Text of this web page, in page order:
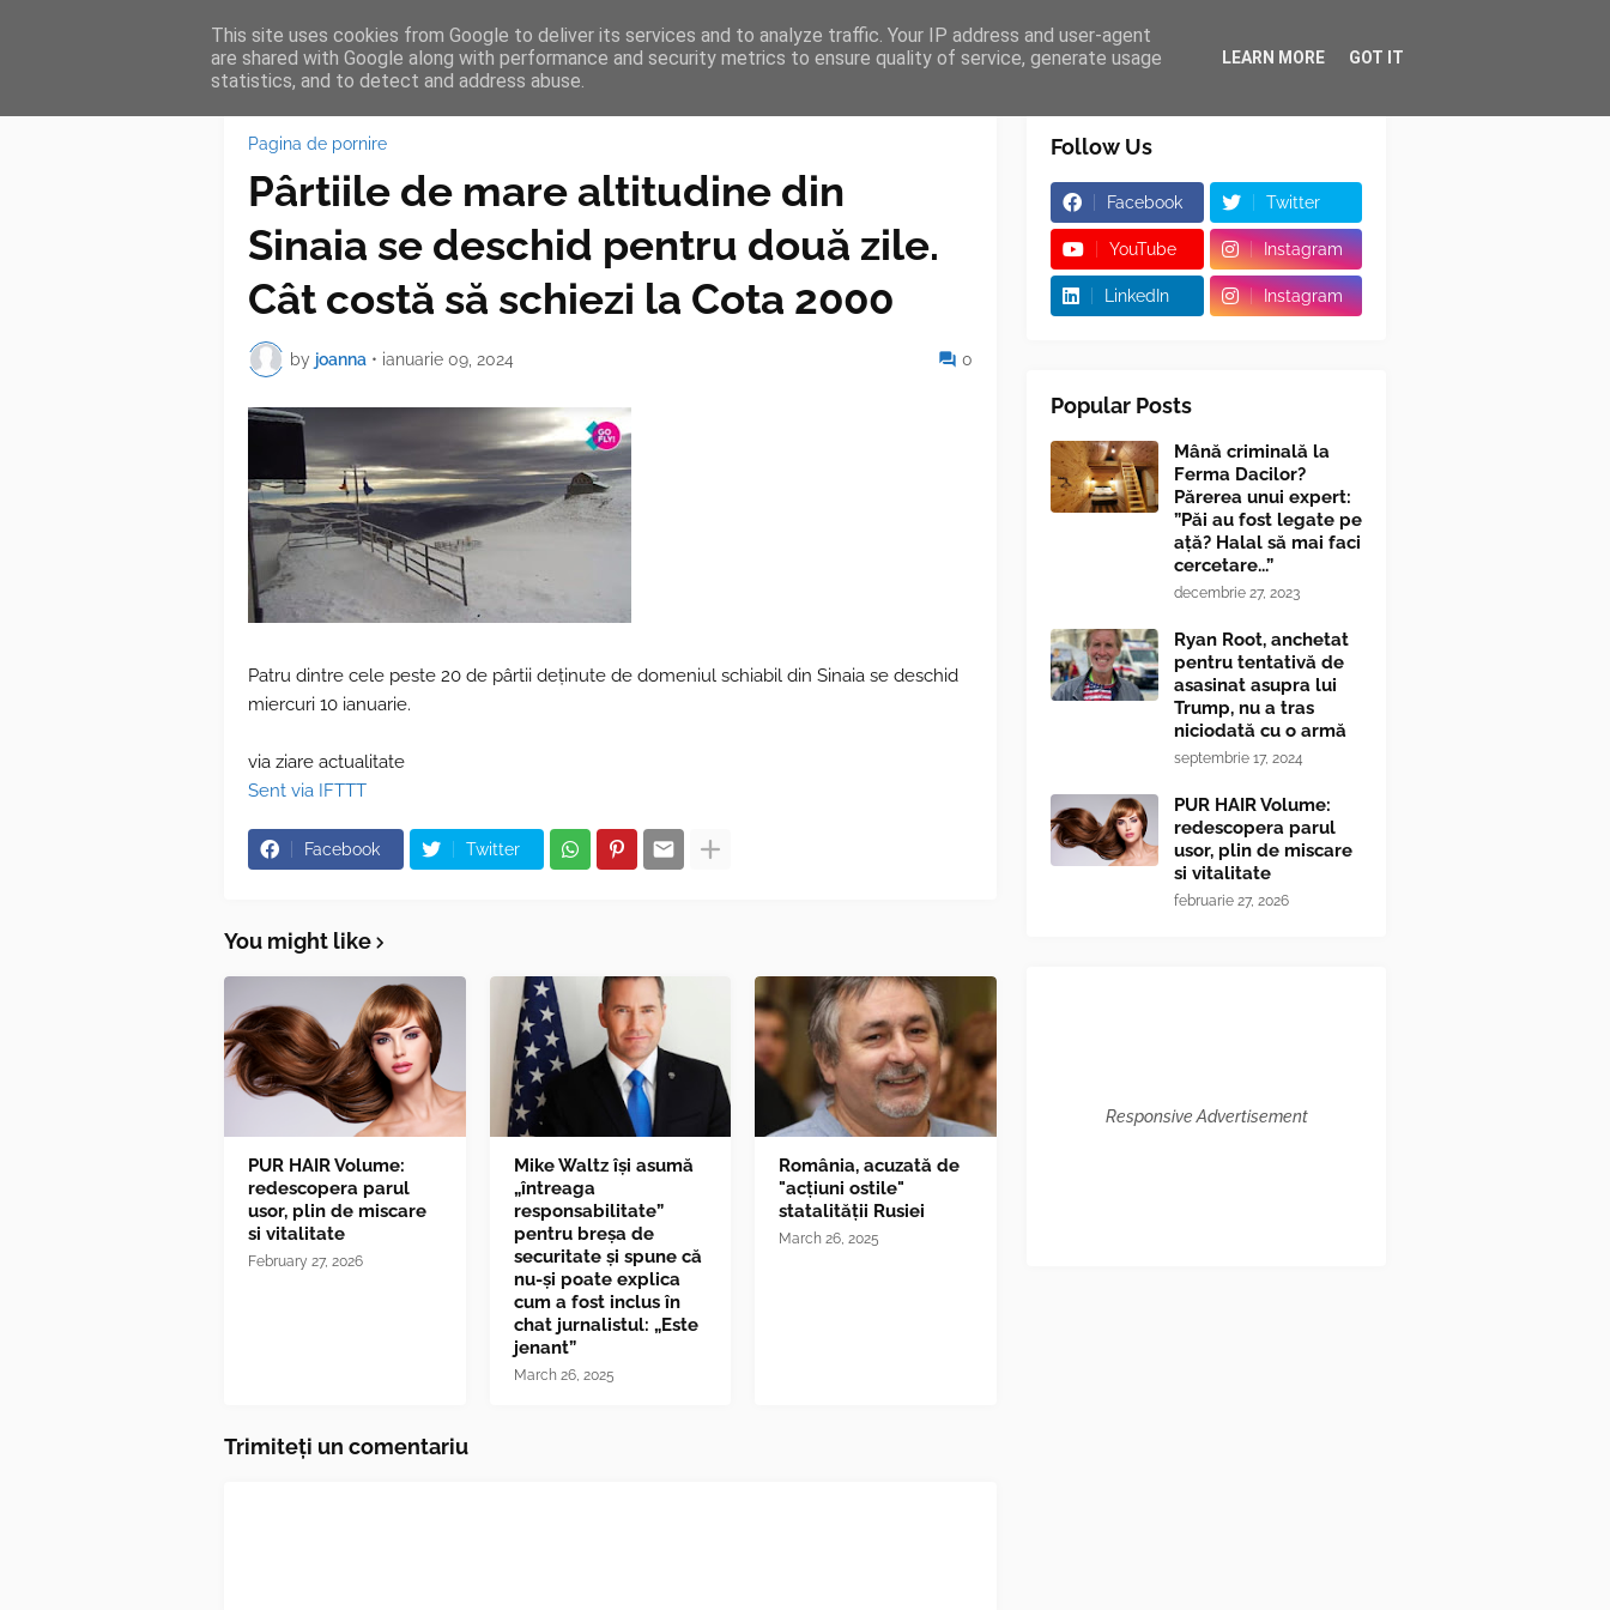
HOME FEATURES BLOGGER TIPOGRAPHY SHORTCODES
Pagina de pornire
Pârtiile de mare altitudine din
Sinaia se deschid pentru două zile.
Cât costă să schiezi la Cota 2000
by joanna • ianuarie 09, 2024 0
Patru dintre cele peste 20 de pârtii deținute de domeniul schiabil din Sinaia se deschid
miercuri 10 ianuarie.
via ziare actualitate
Sent via IFTTT
Facebook Twitter
You might like
PUR HAIR Volume:
redescopera parul
usor, plin de miscare
si vitalitate
February 27, 2026
Mike Waltz îşi asumă
„întreaga
responsabilitate”
pentru breşa de
securitate și spune că
nu-și poate explica
cum a fost inclus în
chat jurnalistul: „Este
jenant”
March 26, 2025
România, acuzată de
"acțiuni ostile"
statalității Rusiei
March 26, 2025
Trimiteți un comentariu
Follow Us
Facebook Twitter
YouTube Instagram
LinkedIn Instagram
Popular Posts
Mână criminală la
Ferma Dacilor?
Părerea unui expert:
”Păi au fost legate pe
ață? Halal să mai faci
cercetare...”
decembrie 27, 2023
Ryan Root, anchetat
pentru tentativă de
asasinat asupra lui
Trump, nu a tras
niciodată cu o armă
septembrie 17, 2024
PUR HAIR Volume:
redescopera parul
usor, plin de miscare
si vitalitate
februarie 27, 2026
Responsive Advertisement
This site uses cookies from Google to deliver its services and to analyze traffic. Your IP address and user-agent
are shared with Google along with performance and security metrics to ensure quality of service, generate usage
statistics, and to detect and address abuse.
LEARN MORE GOT IT